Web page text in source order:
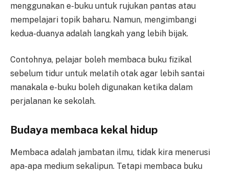
menggunakan e-buku untuk rujukan pantas atau
mempelajari topik baharu. Namun, mengimbangi
kedua-duanya adalah langkah yang lebih bijak.
Contohnya, pelajar boleh membaca buku fizikal
sebelum tidur untuk melatih otak agar lebih santai
manakala e-buku boleh digunakan ketika dalam
perjalanan ke sekolah.
Budaya membaca kekal hidup
Membaca adalah jambatan ilmu, tidak kira menerusi
apa-apa medium sekalipun. Tetapi membaca buku